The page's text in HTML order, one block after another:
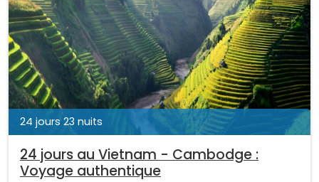
24 jours 23 nuits
24 jours au Vietnam - Cambodge :
Voyage authentique